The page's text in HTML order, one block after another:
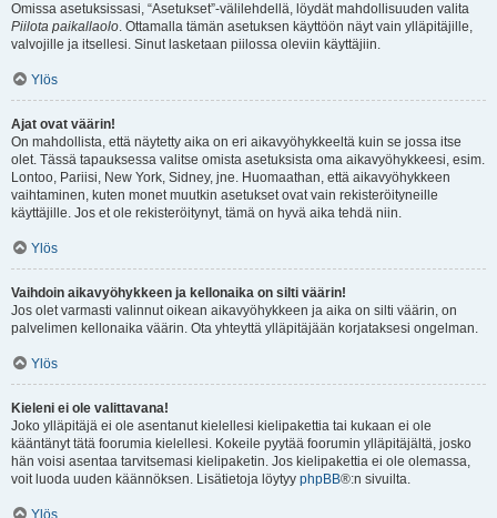
Omissa asetuksissasi, “Asetukset”-välilehdellä, löydät mahdollisuuden valita
Piilota paikallaolo. Ottamalla tämän asetuksen käyttöön näyt vain ylläpitäjille,
valvojille ja itsellesi. Sinut lasketaan piilossa oleviin käyttäjiin.
Ylös
Ajat ovat väärin!
On mahdollista, että näytetty aika on eri aikavyöhykkeeltä kuin se jossa itse
olet. Tässä tapauksessa valitse omista asetuksista oma aikavyöhykkeesi, esim.
Lontoo, Pariisi, New York, Sidney, jne. Huomaathan, että aikavyöhykkeen
vaihtaminen, kuten monet muutkin asetukset ovat vain rekisteröityneille
käyttäjille. Jos et ole rekisteröitynyt, tämä on hyvä aika tehdä niin.
Ylös
Vaihdoin aikavyöhykkeen ja kellonaika on silti väärin!
Jos olet varmasti valinnut oikean aikavyöhykkeen ja aika on silti väärin, on
palvelimen kellonaika väärin. Ota yhteyttä ylläpitäjään korjataksesi ongelman.
Ylös
Kieleni ei ole valittavana!
Joko ylläpitäjä ei ole asentanut kielellesi kielipakettia tai kukaan ei ole
kääntänyt tätä foorumia kielellesi. Kokeile pyytää foorumin ylläpitäjältä, josko
hän voisi asentaa tarvitsemasi kielipaketin. Jos kielipakettia ei ole olemassa,
voit luoda uuden käännöksen. Lisätietoja löytyy phpBB®:n sivuilta.
Ylös